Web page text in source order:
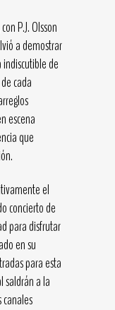
P.J. Olsson
a demostrar
de
cada
escena
que
el
concierto de
para disfrutar
en su
para esta
saldrán a la